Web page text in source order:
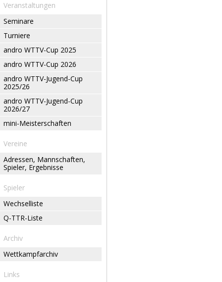
Veranstaltungen
Seminare
Turniere
andro WTTV-Cup 2025
andro WTTV-Cup 2026
andro WTTV-Jugend-Cup
2025/26
andro WTTV-Jugend-Cup
2026/27
mini-Meisterschaften
Vereine
Adressen, Mannschaften,
Spieler, Ergebnisse
Spieler
Wechselliste
Q-TTR-Liste
Archiv
Wettkampfarchiv
Links